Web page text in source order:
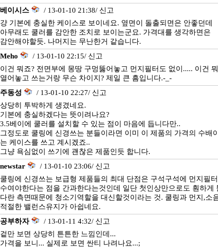
베이시스
/ 13-01-10 21:38/ 신고
걍 기본에 충실한 케이스로 보이네요. 옆면이 돌출되면은 안좋던데
아무래도 쿨러를 감안한 조치로 보이는군요. 가격대를 생각하면은
감안해야할듯. 나머지는 무난한거 같습니다.
Meho
/ 13-01-10 22:15/ 신고
이건 뭐죠? 전면부에 몽땅 구멍뚫어놓고 먼지필터도 없이..... 이건
열어놓고 쓰는거랑 무슨 차이지? 제일 큰 흠입니다.-_-
주동성
/ 13-01-10 22:27/ 신고
상당히 투박하게 생겼네요.
기본에 충실하겠다는 뜻이려나요?
3.5베이에 쿨러를 설치할 수 있는 점이 마음에 듭니다만..
그정도로 쿨링에 신경쓰는 분들이라면 이미 이 제품의 가격의 수배
는 케이스를 쓰고 계시겠죠..
그냥 욕심없이 쓰기에 괜찮은 제품인듯 합니다.
newstar
/ 13-01-10 23:06/ 신고
쿨링에 신경쓰는 보급형 제품들의 최대 단점은 구석구석에 먼지필
수여야한다는 점을 간과한다는것인데 일단 첫인상만으로도 훤하게
다란 측면때문에 청소기역할을 대신할것이라는 것. 쿨링과 먼지,소
적절한 밸런스유지가 아쉽네요.
공부하자
/ 13-01-11 4:32/ 신고
겉만 보면 상당히 튼튼한 느낌인데...
가격을 보니... 실제로 보면 싼티 나려나요...;